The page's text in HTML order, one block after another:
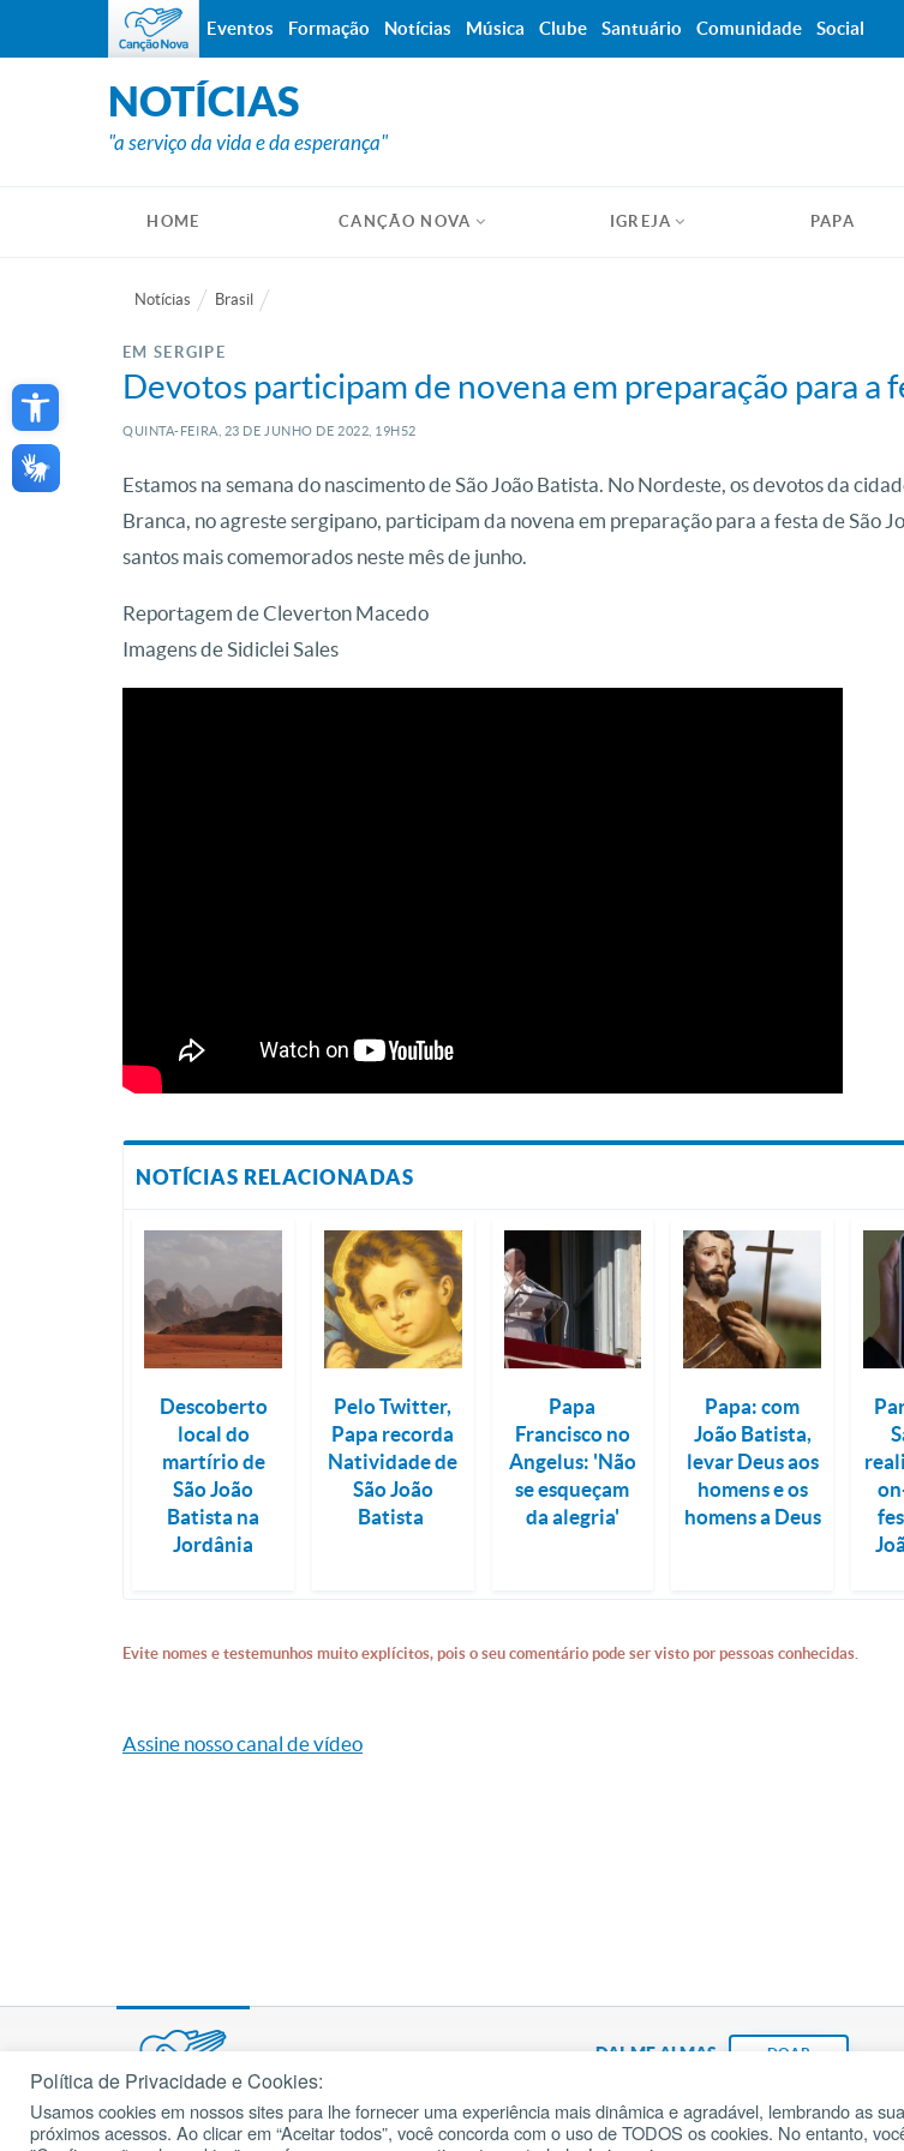
Open toolbar
NOTÍCIAS
"a serviço da vida e da esperança"
HOME CANÇÃO NOVA IGREJA PAPA
Notícias Brasil
EM SERGIPE
Devotos participam de novena em preparação para a
QUINTA-FEIRA, 23 DE JUNHO DE 2022, 19H52
Estamos na semana do nascimento de São João Batista. No Nordeste, os devotos da
Branca, no agreste sergipano, participam da novena em preparação para a festa de São
santos mais comemorados neste mês de junho.
Reportagem de Cleverton Macedo
Imagens de Sidiclei Sales
NOTÍCIAS RELACIONADAS
Descoberto
local do
martírio de
São João
Batista na
Jordânia
Pelo Twitter,
Papa recorda
Natividade de
São João
Batista
Papa
Francisco no
Angelus: 'Não
se esqueçam
da alegria'
Papa: com
João Batista,
levar Deus aos
homens e os
homens a Deus
Evite nomes e testemunhos muito explícitos, pois o seu comentário pode ser visto por pessoas conhecidas.
Assine nosso canal de vídeo
Eventos Formação Notícias Música Clube Santuário Comunidade Social
DAI-ME ALMAS DOAR
Fundação João Paulo II
cancaonova.com© 2002 – 2026
Todos os direitos reservados.
Política de Privacidade e Cookies:
Usamos cookies em nossos sites para lhe fornecer uma experiência mais dinâmica e agradável, lembrando as
próximos acessos. Ao clicar em “Aceitar todos”, você concorda com o uso de TODOS os cookies. No entanto,